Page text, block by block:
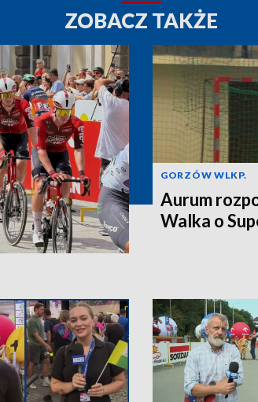
ZOBACZ TAKŻE
GORZÓW WLKP.
Aurum
Walka o